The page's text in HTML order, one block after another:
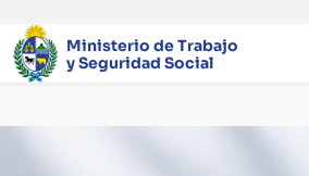
Ministerio de Trabajo
y Seguridad Social